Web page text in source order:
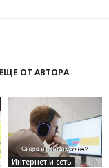
ЕЩЕ ОТ АВТОРА
Интернет и сеть